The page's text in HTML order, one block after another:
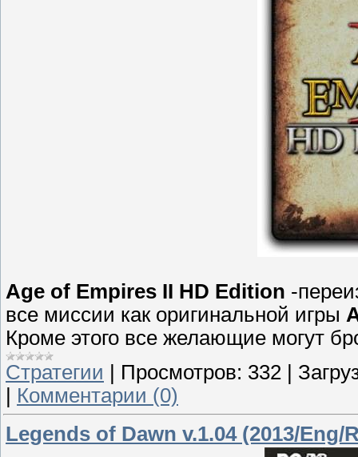
Age of Empires II HD Edition -
все миссии как оригинальной игры
Кроме этого все желающие могут
Стратегии
Просмотров: 332
Комментарии (0)
Legends of Dawn v.1.04 (2013/Eng/